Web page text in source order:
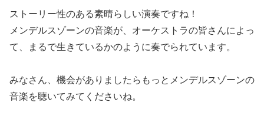
ストーリー性のある素晴らしい演奏ですね！
メンデルスゾーンの音楽が、オーケストラの皆さんによっ
て、まるで生きているかのように奏でられています。
みなさん、機会がありましたらもっとメンデルスゾーンの
音楽を聴いてみてくださいね。